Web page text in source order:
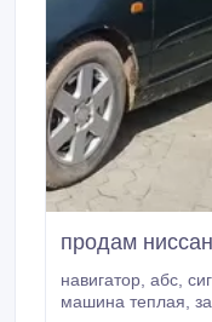
продам
навигатор, абс, сигнализация, автозавод. Зимой
машина теплая, заводится даже в сильные морозы.